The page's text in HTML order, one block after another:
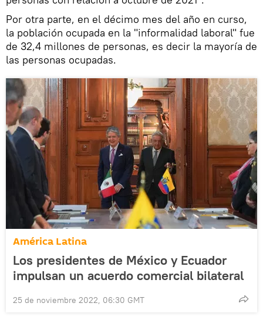
Por otra parte, en el décimo mes del año en curso,
la población ocupada en la "informalidad laboral" fue
de 32,4 millones de personas, es decir la mayoría de
las personas ocupadas.
América Latina
Los presidentes de México y Ecuador
impulsan un acuerdo comercial bilateral
25 de noviembre 2022, 06:30 GMT